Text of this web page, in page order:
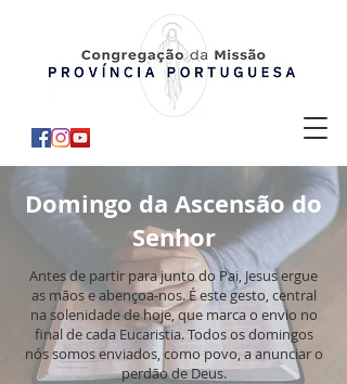
Domingo da Ascensão do
Senhor
Antes de partir para junto do Pai, Jesus ergue
as mãos e abençoa-nos. É este gesto, central
na solenidade de hoje, que marca o envio no
final de cada Eucaristia. Todos os domingos
nós somos enviados, como povo, a anunciar o
perdão de Deus.